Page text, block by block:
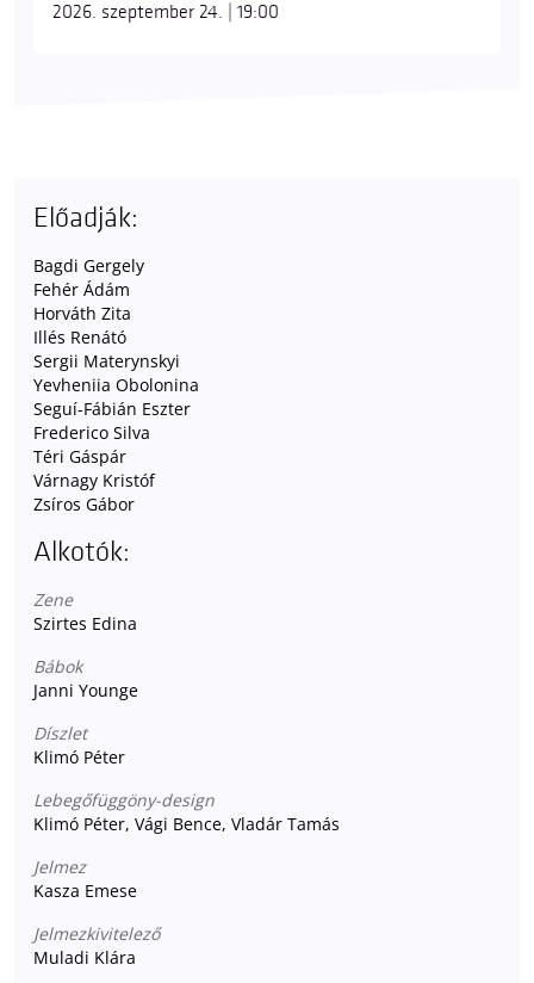
2026. szeptember 24. | 19:00
Előadják:
Bagdi Gergely
Fehér Ádám
Horváth Zita
Illés Renátó
Sergii Materynskyi
Yevheniia Obolonina
Seguí-Fábián Eszter
Frederico Silva
Téri Gáspár
Várnagy Kristóf
Zsíros Gábor
Alkotók:
Zene
Szirtes Edina
Bábok
Janni Younge
Díszlet
Klimó Péter
Lebegőfüggöny-design
Klimó Péter, Vági Bence, Vladár Tamás
Jelmez
Kasza Emese
Jelmezkivitelező
Muladi Klára